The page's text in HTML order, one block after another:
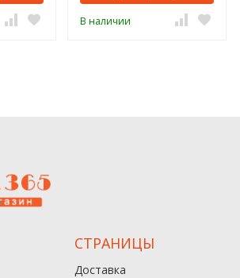
В наличии
СТРАНИЦЫ
Доставка